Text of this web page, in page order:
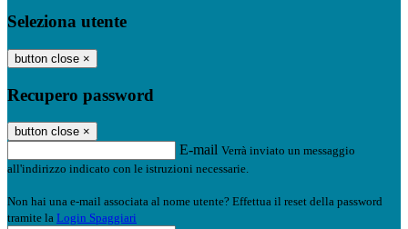
Seleziona utente
button close ×
Recupero password
button close ×
E-mail Verrà inviato un messaggio
all'indirizzo indicato con le istruzioni necessarie.
Non hai una e-mail associata al nome utente? Effettua il reset della password
tramite la Login Spaggiari